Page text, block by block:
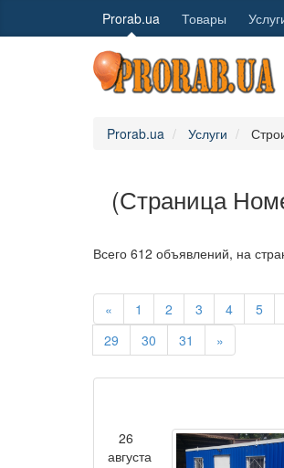
Prorab.ua Товары
Prorab.ua Услуги
(Страница
Всего 612 объявлений, на
« 1 2 3 4 5
29
30 31 »
26
августа